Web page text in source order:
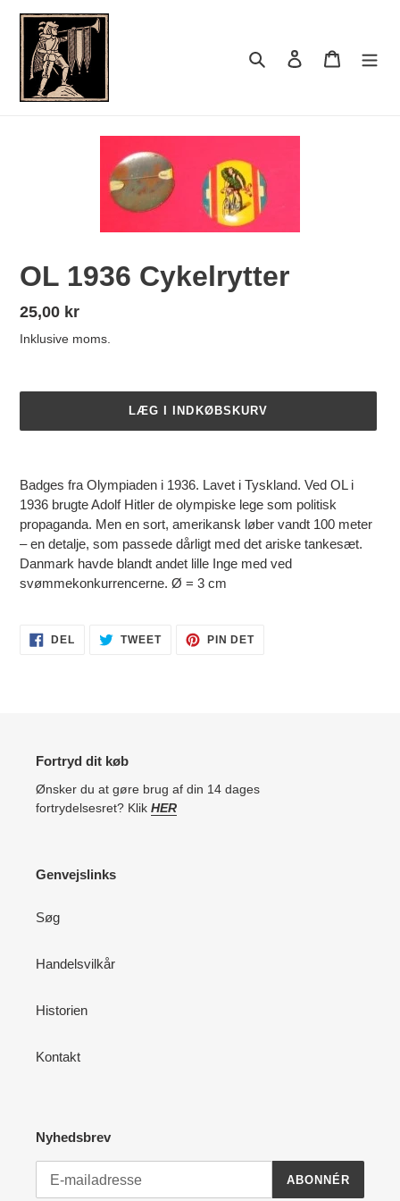
indhold
Log ind
OL 1936 Cykelrytter
Normalpris
25,00 kr
Inklusive moms.
LÆG I INDKØBSKURV
i
din
indkøbskurv
Badges fra Olympiaden i 1936. Lavet i Tyskland. Ved OL i
1936 brugte Adolf Hitler de olympiske lege som politisk
propaganda. Men en sort, amerikansk løber vandt 100 meter
– en detalje, som passede dårligt med det ariske tankesæt.
Danmark havde blandt andet lille Inge med ved
svømmekonkurrencerne. Ø = 3 cm
DEL
PÅ
TWEETTWEET PIN DETPIN
Fortryd dit køb
Ønsker du at gøre brug af din 14 dages
fortrydelsesret? Klik HER
Genvejslinks
Søg
Handelsvilkår
Historien
Kontakt
Nyhedsbrev
ABONNÉR